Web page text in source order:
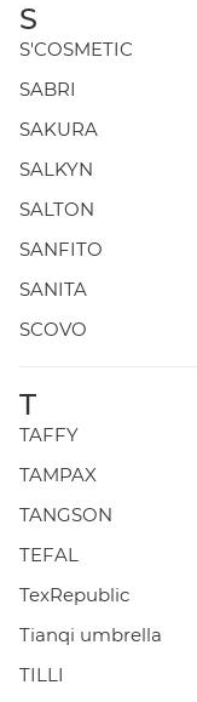
S
S'COSMETIC
SABRI
SAKURA
SALKYN
SALTON
SANFITO
SANITA
SCOVO
T
TAFFY
TAMPAX
TANGSON
TEFAL
TexRepublic
Tianqi umbrella
TILLI